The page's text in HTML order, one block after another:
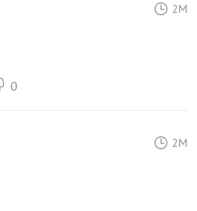
2M
0
2M